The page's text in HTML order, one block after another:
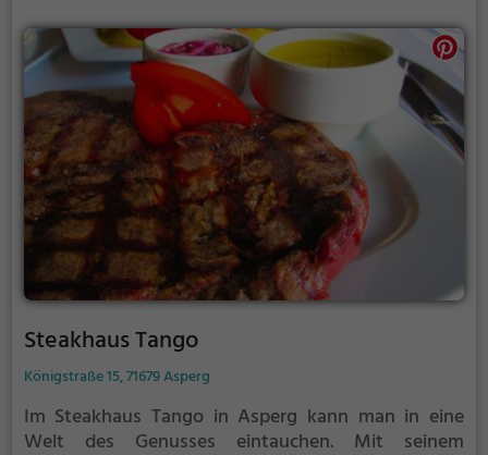
Kabel-TV und eine Minibar. Das hoteleigene
Restaurant verwöhnt seine Gäste mit köstlichen
Burger-Kreationen und einer vielfältigen Auswahl an
regionalen Gerichten. Wer die schwäbische Küche
liebt, ist hier genau richtig. Auch für Haustiere ist das
Hotel offen und bietet ihnen ein warmes
Willkommen. Vom kostenlosen Frühstücksbuffet bis
zum kostenfreien Parkplatz – hier wird dem Gast
alles geboten, was das Herz begehrt. Tauche ein in
die Geschichte und genieße den Charme dieses
historischen Ortes.
Steakhaus Tango
Königstraße 15, 71679 Asperg
Im Steakhaus Tango in Asperg kann man in eine
Welt des Genusses eintauchen. Mit seinem